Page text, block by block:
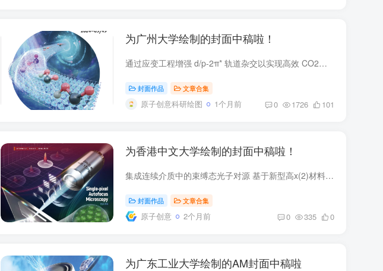
为广州大学绘制的封面中稿啦！
通过应变工程增强 d/p-2π* 轨道杂交以实现高效 CO2光还原 CO 的光转化2利用太阳能生产有价值的化工产品是应对能源和环境挑战的一种很有前途的策略。然而，强吸附的 CO2经常通过显着增加反应活...
封面作品 文章合集
原子创意科研绘图 1个月前 0 1726 101
为香港中文大学绘制的封面中稿啦！
集成连续介质中的束缚态光子对源 基于新型高x(2)材料在量子光子系统中用于量子信息处理、量子计量和量子模拟。然而，对广泛的制造工艺开发和干法蚀刻工艺优化的需求极大地阻碍了对低损耗量子光...
封面作品 文章合集
原子创意 2个月前 0 335 0
为广东工业大学绘制的AM封面中稿啦